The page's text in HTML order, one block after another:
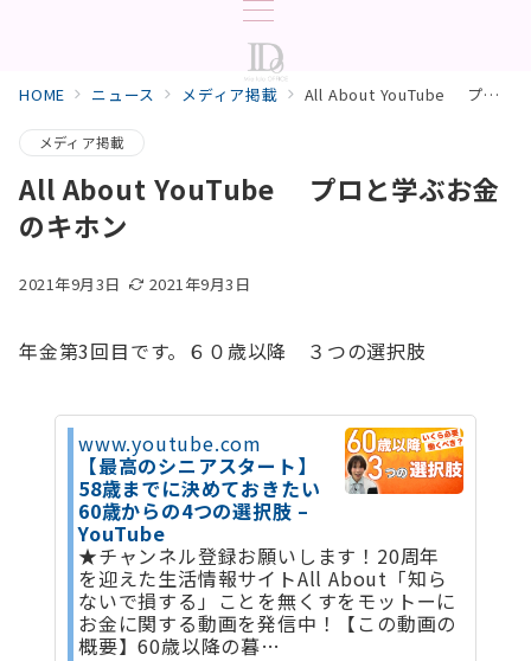
HOME ニュース メディア掲載 All About YouTube プロと学ぶお金のキホン
メディア掲載
All About YouTube プロと学ぶお金
のキホン
2021年9月3日 2021年9月3日
年金第3回目です。６０歳以降 ３つの選択肢
www.youtube.com
【最高のシニアスタート】
58歳までに決めておきたい
60歳からの4つの選択肢 –
YouTube
★チャンネル登録お願いします！20周年
を迎えた生活情報サイトAll About「知ら
ないで損する」ことを無くすをモットーに
お金に関する動画を発信中！【この動画の
概要】60歳以降の暮…